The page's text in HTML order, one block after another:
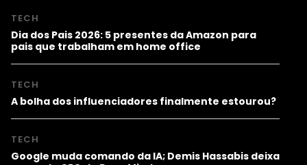
TECH
Dia dos Pais 2026: 5 presentes da Amazon para
pais que trabalham em home office
TECH
A bolha dos influenciadores finalmente estourou?
TECH
Google muda comando da IA; Demis Hassabis deixa